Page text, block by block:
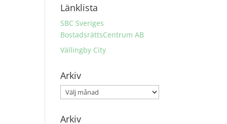
Länklista
SBC Sveriges
BostadsrättsCentrum AB
Vällingby City
Arkiv
Arkiv
Arkiv